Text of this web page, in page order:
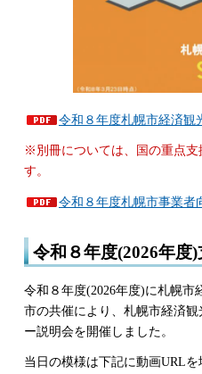
令和８年度札幌市経済観
※別冊については、国の重点支
す。
令和８年度札幌市事業者
令和８年度(2026年度
令和８年度(2026年度)に札幌
市の共催により、札幌市経済
ー説明会を開催しました。
当日の模様は下記に動画URLを